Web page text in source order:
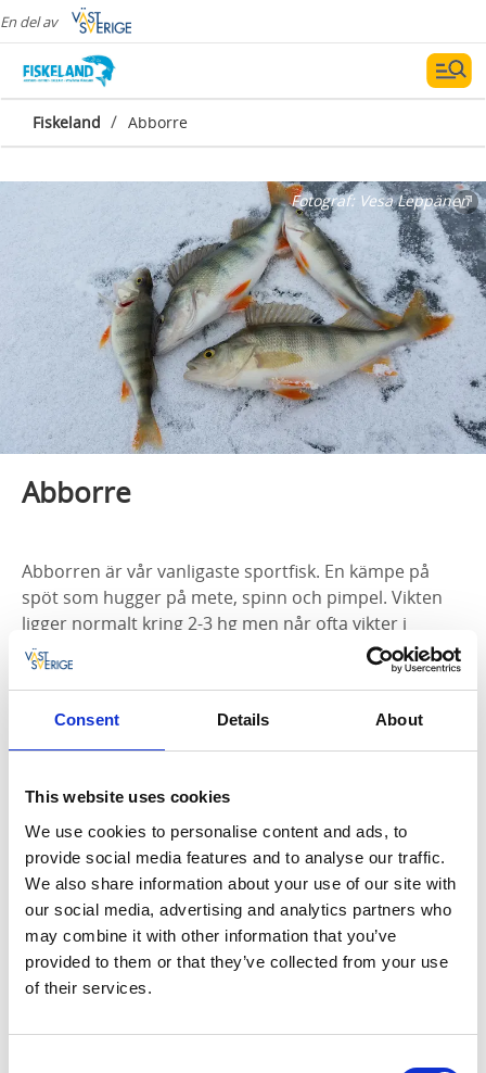
Consent Details About
This website uses cookies
We use cookies to personalise content and ads, to
provide social media features and to analyse our traffic.
We also share information about your use of our site with
our social media, advertising and analytics partners who
may combine it with other information that you’ve
provided to them or that they’ve collected from your use
of their services.
En del av
Fiskeland / Abborre
Fotograf: Vesa Leppänen
Abborre
Abborren är vår vanligaste sportfisk. En kämpe på
spöt som hugger på mete, spinn och pimpel. Vikten
ligger normalt kring 2-3 hg men når ofta vikter i
Fiskelandområdets sjöar kring 1-2 kg.
Abborren går att fiska nästan hela året om man
anpassar metoderna efter årstid. Allt från de
mörkaste små skogstjärnarna till de djupare och
Här kan du hitta abborre:
Askesjö
Edslan
Ellenösjön
Fillingsjön